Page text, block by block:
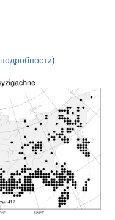
подробности)